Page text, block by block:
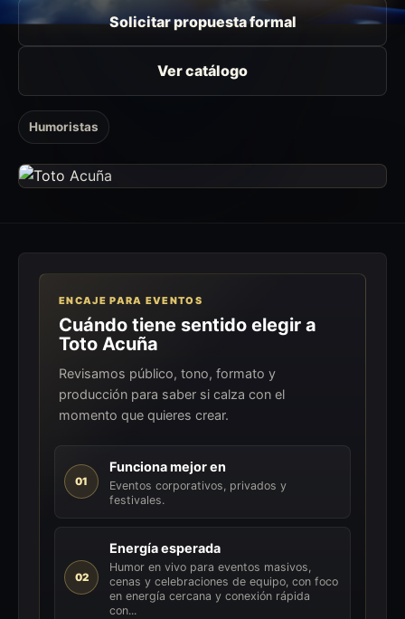
Solicitar propuesta formal
Ver catálogo
Humoristas
ENCAJE PARA EVENTOS
Cuándo tiene sentido elegir a
Toto Acuña
Revisamos público, tono, formato y
producción para saber si calza con el
momento que quieres crear.
01
Funciona mejor en
Eventos corporativos, privados y
festivales.
02
Energía esperada
Humor en vivo para eventos masivos,
cenas y celebraciones de equipo, con foco
en energía cercana y conexión rápida
con...